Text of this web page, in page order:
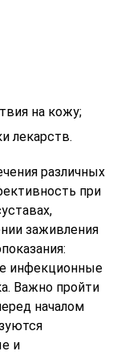
на кожу;
лекарств.
различных
при
заживления
инфекционные
Важно пройти
началом
и